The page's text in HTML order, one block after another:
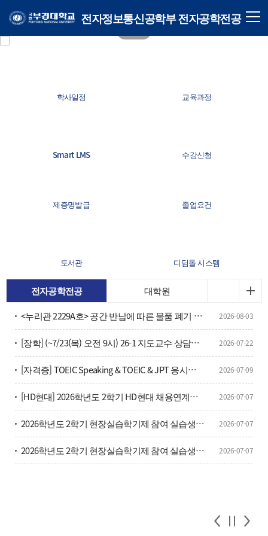
전자정보통신공학부 전자공학전공
학사일정 교육과정
Smart LMS 수강신청
제증명발급 졸업요건
도서관 디딤돌 시스템
전자공학전공
대학원
<누리관 2229A호> 공간 반납에 따른 물품 폐기 안내
2026-08-03
[장학] (~7/23(목) 오전 9시) 26-1 지도교수 상담횟수 확인 및 안내 2026-07-22
[자격증] TOEIC Speaking & TOEIC & JPT 응시료 할인 및 방법 안내(학부생, 대학원생 포함) 2026-07-09
[HD현대] 2026학년도 2학기 HD현대 채용연계형 현장실습학기제 모집 2026-07-07
2026학년도 2학기 현장실습학기제 참여 실습생 모집 안내 2026-07-07
2026학년도 2학기 현장실습학기제 참여 실습생 모집 안내 2026-07-07